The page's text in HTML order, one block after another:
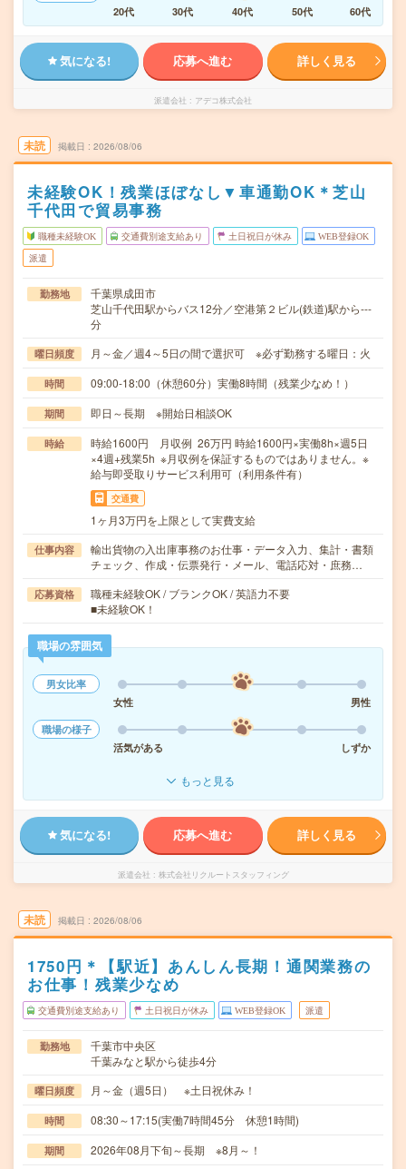
20代 30代 40代 50代 60代
気になる! 応募へ進む 詳しく見る
派遣会社 アデコ株式会社
未読 掲載日 2026/08/06
未経験OK！残業ほぼなし▼車通勤OK＊芝山
千代田で貿易事務
職種未経験OK 交通費別途支給あり 土日祝日が休み WEB登録OK
派遣
勤務地
千葉県成田市
芝山千代田駅からバス12分／空港第２ビル(鉄道)駅から---
分
曜日頻度 月～金／週4～5日の間で選択可 ※必ず勤務する曜日：火
時間 09:00-18:00（休憩60分）実働8時間（残業少なめ！）
期間 即日～長期 ※開始日相談OK
時給
時給1600円 月収例 26万円 時給1600円×実働8h×週5日
×4週+残業5h ※月収例を保証するものではありません。※
給与即受取りサービス利用可（利用条件有）
交通費
1ヶ月3万円を上限として実費支給
仕事内容
輸出貨物の入出庫事務のお仕事・データ入力、集計・書類
チェック、作成・伝票発行・メール、電話応対・庶務…
応募資格
職種未経験OK / ブランクOK / 英語力不要
■未経験OK！
職場の雰囲気
男女比率
女性
男性
職場の様子
活気がある
しずか
もっと見る
気になる! 応募へ進む 詳しく見る
派遣会社 株式会社リクルートスタッフィング
未読 掲載日 2026/08/06
1750円＊【駅近】あんしん長期！通関業務の
お仕事！残業少なめ
交通費別途支給あり 土日祝日が休み WEB登録OK 派遣
勤務地
千葉市中央区
千葉みなと駅から徒歩4分
曜日頻度 月～金（週5日） ※土日祝休み！
時間 08:30～17:15(実働7時間45分 休憩1時間)
期間 2026年08月下旬～長期 ※8月～！